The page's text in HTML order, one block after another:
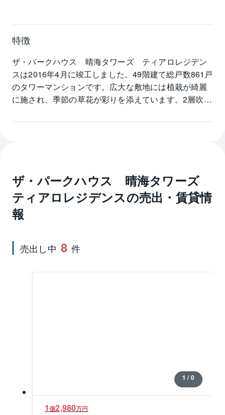
特徴
ザ・パークハウス　晴海タワーズ　ティアロレジデン
スは2016年4月に竣工しました。49階建て総戸数861戸
のタワーマンションです。広大な敷地には植栽が綺麗
に施され、季節の草花が彩りを添えています。2層吹き
レーターが設置されています。マンションの敷地内に
フォーラム、キッズスペース、サウンドサークル、ラ
イブラリーラウンジ、スタディーブース、フィットネ
スルーム、ゴルフレンジ、ゲストルーム、ティアロラ
ウンジなど様々な共用施設があって、快適に過ごせそ
間取りは1LDK～4LDKでシングルからファミリーまで
わせるような内廊下設計のため、エレベーターを降り
ザ・パークハウス 晴海タワーズ
ティアロレジデンスの売出・賃貸情
報
売出し中 8 件
1 / 0
1億2,980万円